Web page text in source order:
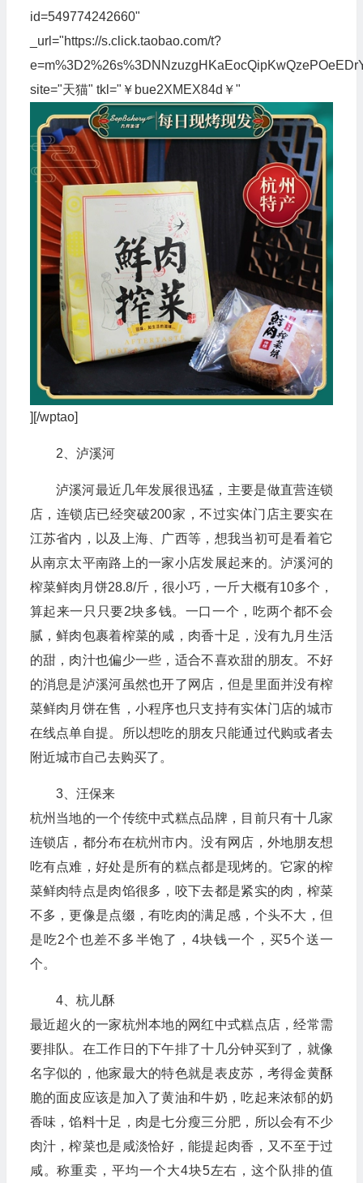
id=549774242660"
_url="https://s.click.taobao.com/t?
site="天猫" tkl="￥bue2XMEX84d￥"
][/wptao]
2、泸溪河
泸溪河最近几年发展很迅猛，主要是做直营连锁
店，连锁店已经突破200家，不过实体门店主要实在
江苏省内，以及上海、广西等，想我当初可是看着它
从南京太平南路上的一家小店发展起来的。泸溪河的
榨菜鲜肉月饼28.8/斤，很小巧，一斤大概有10多个，
算起来一只只要2块多钱。一口一个，吃两个都不会
腻，鲜肉包裹着榨菜的咸，肉香十足，没有九月生活
的甜，肉汁也偏少一些，适合不喜欢甜的朋友。不好
的消息是泸溪河虽然也开了网店，但是里面并没有榨
菜鲜肉月饼在售，小程序也只支持有实体门店的城市
在线点单自提。所以想吃的朋友只能通过代购或者去
附近城市自己去购买了。
3、汪保来
杭州当地的一个传统中式糕点品牌，目前只有十几家
连锁店，都分布在杭州市内。没有网店，外地朋友想
吃有点难，好处是所有的糕点都是现烤的。它家的榨
菜鲜肉特点是肉馅很多，咬下去都是紧实的肉，榨菜
不多，更像是点缀，有吃肉的满足感，个头不大，但
是吃2个也差不多半饱了，4块钱一个，买5个送一
个。
4、杭儿酥
最近超火的一家杭州本地的网红中式糕点店，经常需
要排队。在工作日的下午排了十几分钟买到了，就像
名字似的，他家最大的特色就是表皮苏，考得金黄酥
脆的面皮应该是加入了黄油和牛奶，吃起来浓郁的奶
香味，馅料十足，肉是七分瘦三分肥，所以会有不少
肉汁，榨菜也是咸淡恰好，能提起肉香，又不至于过
咸。称重卖，平均一个大4块5左右，这个队排的值